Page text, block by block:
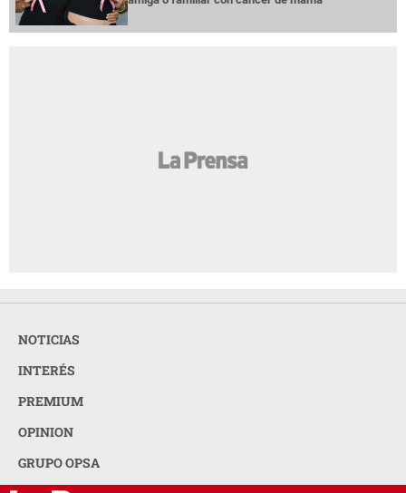
NOTICIAS
INTERÉS
PREMIUM
OPINION
GRUPO OPSA